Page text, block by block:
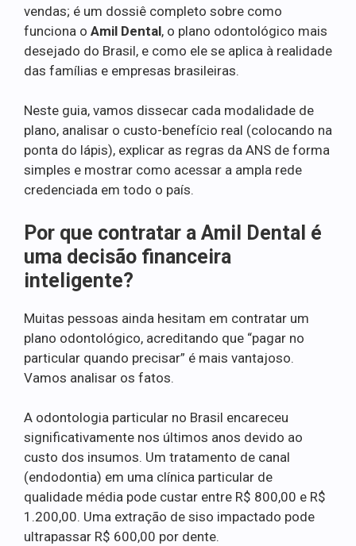
vendas; é um dossiê completo sobre como
funciona o Amil Dental, o plano odontológico mais
desejado do Brasil, e como ele se aplica à realidade
das famílias e empresas brasileiras.
Neste guia, vamos dissecar cada modalidade de
plano, analisar o custo-benefício real (colocando na
ponta do lápis), explicar as regras da ANS de forma
simples e mostrar como acessar a ampla rede
credenciada em todo o país.
Por que contratar a Amil Dental é
uma decisão financeira
inteligente?
Muitas pessoas ainda hesitam em contratar um
plano odontológico, acreditando que “pagar no
particular quando precisar” é mais vantajoso.
Vamos analisar os fatos.
A odontologia particular no Brasil encareceu
significativamente nos últimos anos devido ao
custo dos insumos. Um tratamento de canal
(endodontia) em uma clínica particular de
qualidade média pode custar entre R$ 800,00 e R$
1.200,00. Uma extração de siso impactado pode
ultrapassar R$ 600,00 por dente.